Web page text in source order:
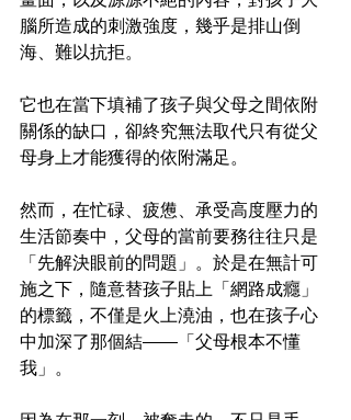
腦所造成的刺激強度，幾乎是排山倒
海、難以抗拒。
它也在當下填補了孩子與父母之間依附
關係的缺口，卻終究無法取代只有從父
母身上才能獲得的依附滿足。
然而，在忙碌、疲憊、承受高度壓力的
生活節奏中，父母的當前要務往往只是
「先解決眼前的問題」。於是在無計可
施之下，隨意替孩子貼上「網路成癮」
的標籤，不僅是火上澆油，也在孩子心
中加深了那個結——「父母根本不懂
我」。